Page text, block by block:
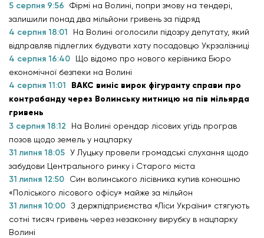
5 серпня 9:56
Фірмі на Волині, попри змову на тендері,
залишили понад два мільйони гривень за підряд
4 серпня 18:01
На Волині оголосили підозру депутату, який
відправляв підлеглих будувати хату посадовцю Укрзалізниці
4 серпня 16:40
Що відомо про нового керівника Бюро
економічної безпеки на Волині
4 серпня 11:01
ВАКС виніс вирок фігуранту справи про
контрабанду через Волинську митницю на пів мільярда
гривень
3 серпня 18:12
На Волині орендар лісових угідь програв
позов щодо земель у нацпарку
31 липня 18:05 У Луцьку провели громадські слухання щодо
забудови Центрального ринку і Старого міста
31 липня 12:50
Син волинського лісівника купив конюшню
«Поліського лісового офісу» майже за мільйон
31 липня 10:00 З держпідприємства «Ліси України» стягують
сотні тисяч гривень через незаконну вирубку в нацпарку
Волині